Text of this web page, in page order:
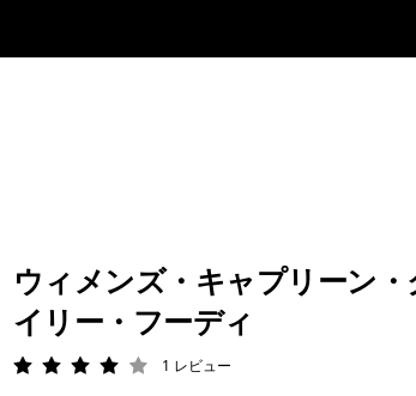
ウィメンズ・キャプリーン
イリー・フーディ
評価: 4 / 5 1 レビュー